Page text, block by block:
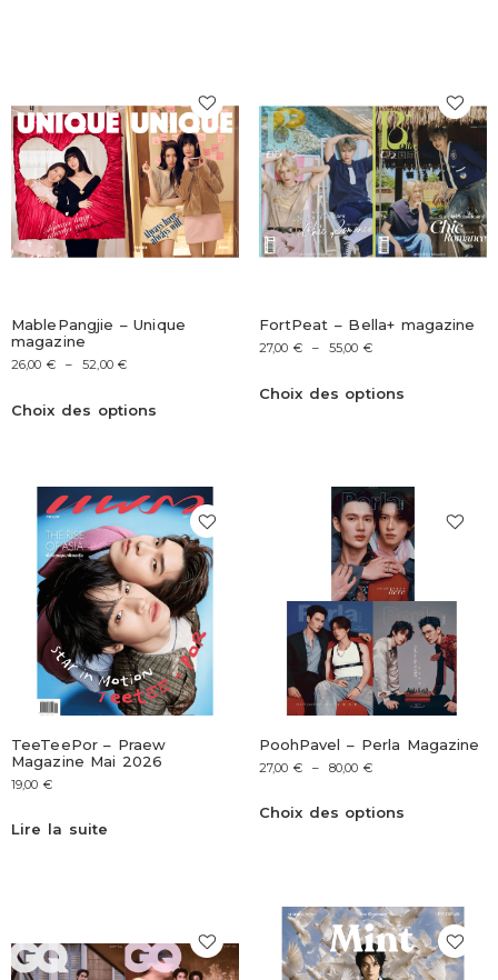
MablePangjie – Unique
magazine
26,00 € – 52,00€
Choix des options
FortPeat – Bella+ magazine
27,00 € – 55,00 €
Choix des options
TeeTeePor – Praew
Magazine Mai 2026
19,00 €
Lire la suite
PoohPavel – Perla Magazine
27,00 € – 80,00 €
Choix des options